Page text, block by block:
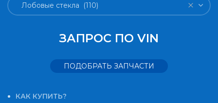
Лобовые стекла (110)
ЗАПРОС ПО VIN
ПОДОБРАТЬ ЗАПЧАСТИ
КАК КУПИТЬ?